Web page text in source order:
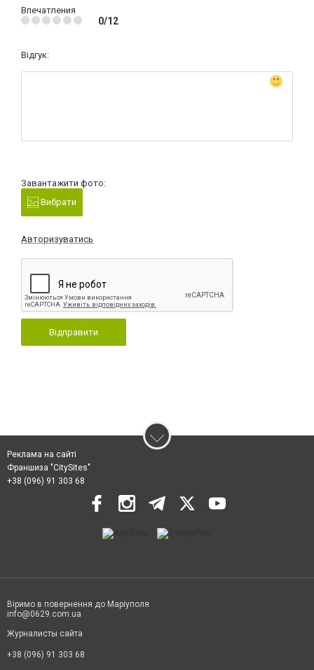
Впечатления
0/12
Відгук:
Завантажити фото:
Вибрати
Авторизуватись
Відправити
Реклама на сайті
Франшиза "CitySites"
+38 (096) 91 303 68
Віримо в повернення до Маріуполя
info@0629.com.ua
Журналисты сайта
+38 (096) 91 303 68